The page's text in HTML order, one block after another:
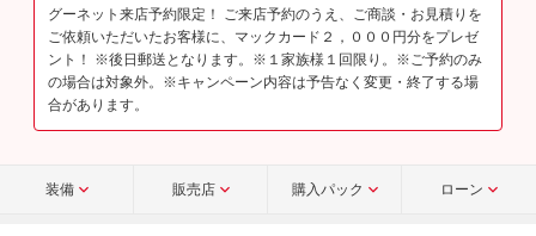
グーネット来店予約限定！ ご来店予約のうえ、ご商談・お見積りを
ご依頼いただいたお客様に、マックカード２，０００円分をプレゼ
ント！ ※後日郵送となります。※１家族様１回限り。※ご予約のみ
の場合は対象外。※キャンペーン内容は予告なく変更・終了する場
合があります。
装備 販売店 購入パック ローン